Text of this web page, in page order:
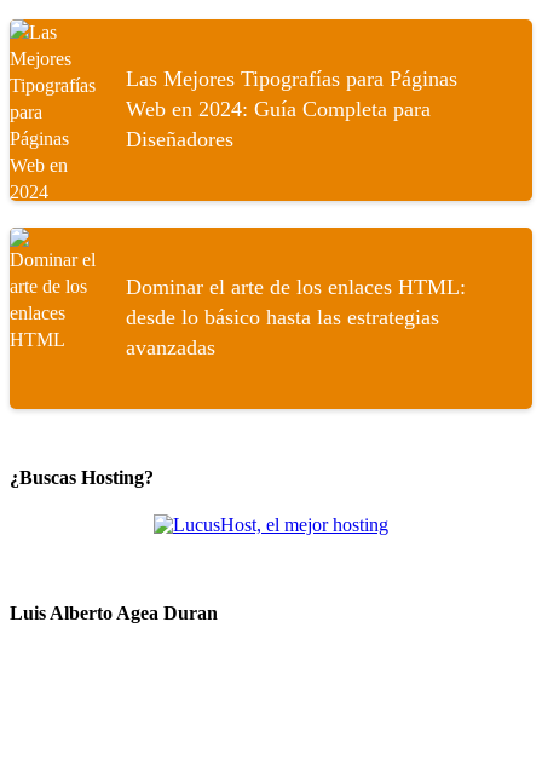
Las Mejores Tipografías para Páginas
Web en 2024: Guía Completa para
Diseñadores
Dominar el arte de los enlaces HTML:
desde lo básico hasta las estrategias
avanzadas
¿Buscas Hosting?
Luis Alberto Agea Duran